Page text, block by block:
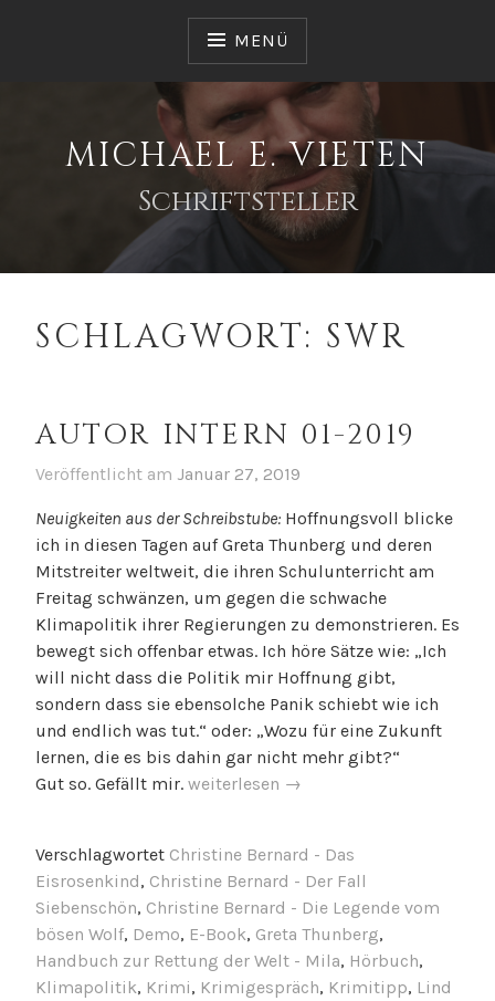
MENÜ
MICHAEL E. VIETEN
Schriftsteller
SCHLAGWORT: SWR
AUTOR INTERN 01-2019
Veröffentlicht am Januar 27, 2019
Neuigkeiten aus der Schreibstube: Hoffnungsvoll blicke
ich in diesen Tagen auf Greta Thunberg und deren
Mitstreiter weltweit, die ihren Schulunterricht am
Freitag schwänzen, um gegen die schwache
Klimapolitik ihrer Regierungen zu demonstrieren. Es
bewegt sich offenbar etwas. Ich höre Sätze wie: „Ich
will nicht dass die Politik mir Hoffnung gibt,
sondern dass sie ebensolche Panik schiebt wie ich
und endlich was tut.“ oder: „Wozu für eine Zukunft
lernen, die es bis dahin gar nicht mehr gibt?“
Gut so. Gefällt mir. „Autor
2019“
weiterlesen →
Verschlagwortet Christine Bernard - Das
Eisrosenkind, Christine Bernard - Der Fall
Siebenschön, Christine Bernard - Die Legende vom
bösen Wolf, Demo, E-Book, Greta Thunberg,
Handbuch zur Rettung der Welt - Mila, Hörbuch,
Klimapolitik, Krimi, Krimigespräch, Krimitipp, Lind